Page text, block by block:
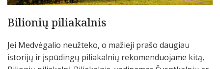
Bilionių piliakalnis
Jei Medvėgalio neužteko, o mažieji prašo daugiau
istorijų ir įspūdingų piliakalnių rekomenduojame kitą,